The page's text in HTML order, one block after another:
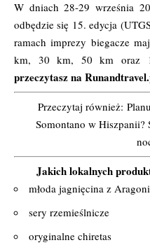
W dniach 28-29 września
odbędzie się 15. edycja
ramach imprezy biegacze
km, 30 km, 50 km oraz
przeczytasz na
Przeczytaj również:
Somontano w Hiszpanii?
Jakich lokalnych
młoda jagnięcina z
sery rzemieślnicze
oryginalne chiretas